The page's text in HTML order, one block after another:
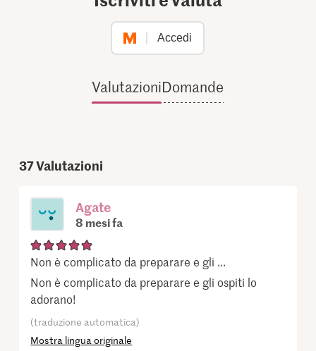
Accedi
ValutazioniDomande
37Valutazioni
Agate
8 mesi fa
Non è complicato da preparare e gli ...
Non è complicato da preparare e gli ospiti lo
adorano!
(traduzione automatica)
Mostra lingua originale